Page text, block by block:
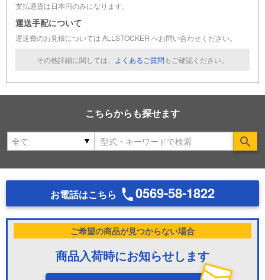
支払通貨は日本円のみになります。
運送手配について
運送費のお見積については ALLSTOCKER へお問い合わせください。
その他詳細に関しては、 よくあるご質問もご確認ください。
こちらからも探せます
お電話はこちら 0569-58-1822
ご希望の商品が見つからない場合
商品入荷時にお知らせします